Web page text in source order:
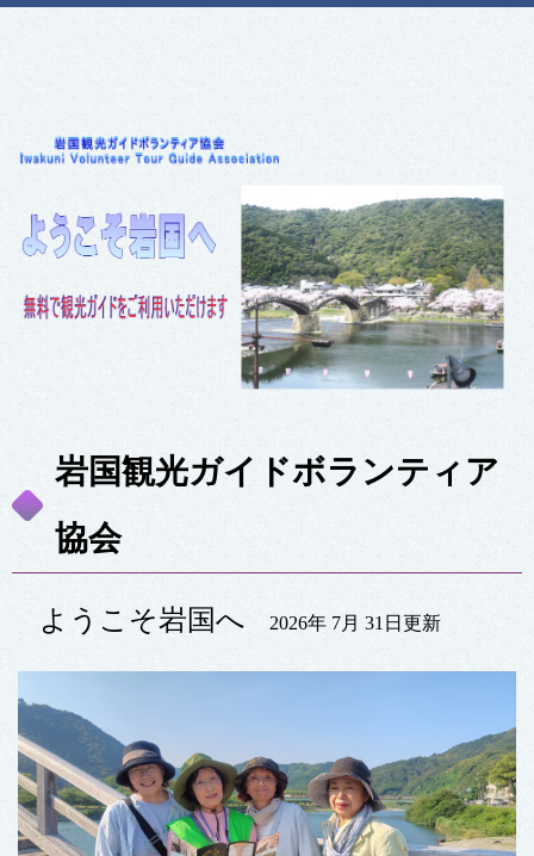
岩国観光ガイドボランティア
協会
ようこそ岩国へ 2026年 7月 31日更新